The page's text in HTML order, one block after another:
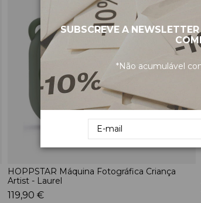
HOPPSTAR Máquina Fotográfica Criança
Artist - Laurel
119,90 €
SUBSCREVE A
*Não acumulável